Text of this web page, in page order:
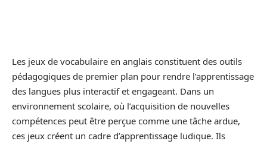
Les jeux de vocabulaire en anglais constituent des outils
pédagogiques de premier plan pour rendre l’apprentissage
des langues plus interactif et engageant. Dans un
environnement scolaire, où l’acquisition de nouvelles
compétences peut être perçue comme une tâche ardue,
ces jeux créent un cadre d’apprentissage ludique. Ils